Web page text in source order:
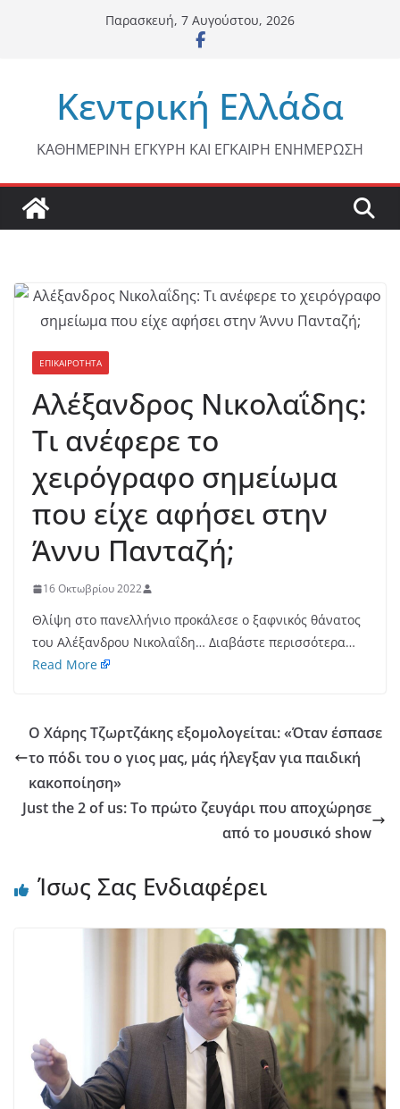
Παρασκευή, 7 Αυγούστου, 2026
Κεντρική Ελλάδα
ΚΑΘΗΜΕΡΙΝΗ ΕΓΚΥΡΗ ΚΑΙ ΕΓΚΑΙΡΗ ΕΝΗΜΕΡΩΣΗ
ΕΠΙΚΑΙΡΟΤΗΤΑ
Αλέξανδρος Νικολαΐδης:
Τι ανέφερε το
χειρόγραφο σημείωμα
που είχε αφήσει στην
Άννυ Πανταζή;
16 Οκτωβρίου 2022
Θλίψη στο πανελλήνιο προκάλεσε ο ξαφνικός θάνατος
του Αλέξανδρου Νικολαΐδη… Διαβάστε περισσότερα…
Read More
Ο Χάρης Τζωρτζάκης εξομολογείται: «Όταν έσπασε
το πόδι του ο γιος μας, μάς ήλεγξαν για παιδική
κακοποίηση»
Just the 2 of us: Το πρώτο ζευγάρι που αποχώρησε
από το μουσικό show
Ίσως Σας Ενδιαφέρει